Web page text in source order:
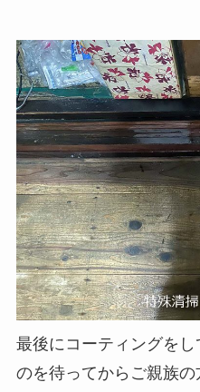
最後にコーティングをし
のを待ってからご親族